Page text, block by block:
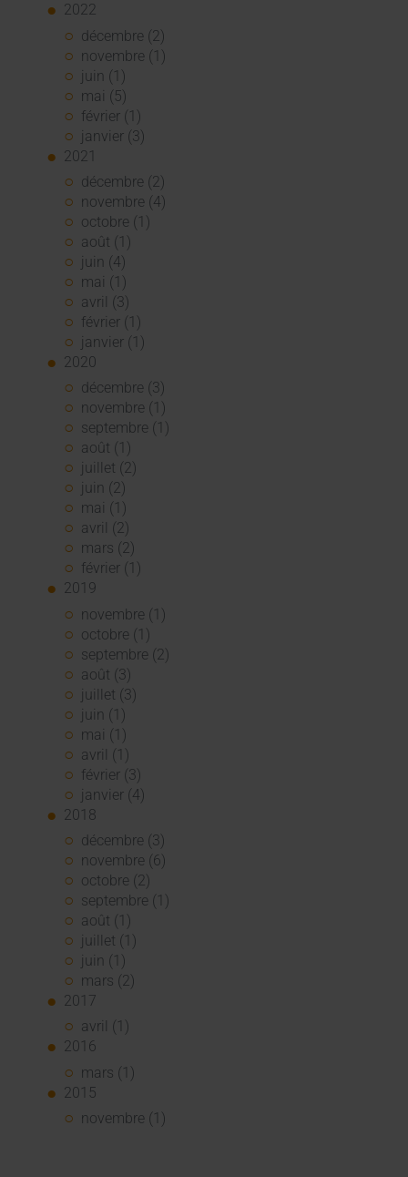
2022
décembre (2)
novembre (1)
juin (1)
mai (5)
février (1)
janvier (3)
2021
décembre (2)
novembre (4)
octobre (1)
août (1)
juin (4)
mai (1)
avril (3)
février (1)
janvier (1)
2020
décembre (3)
novembre (1)
septembre (1)
août (1)
juillet (2)
juin (2)
mai (1)
avril (2)
mars (2)
février (1)
2019
novembre (1)
octobre (1)
septembre (2)
août (3)
juillet (3)
juin (1)
mai (1)
avril (1)
février (3)
janvier (4)
2018
décembre (3)
novembre (6)
octobre (2)
septembre (1)
août (1)
juillet (1)
juin (1)
mars (2)
2017
avril (1)
2016
mars (1)
2015
novembre (1)